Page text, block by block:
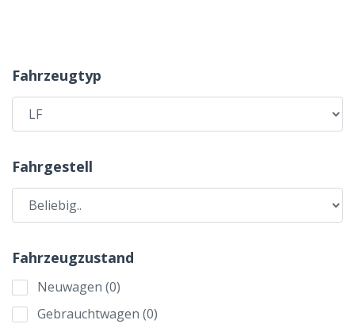
Fahrzeugtyp
Fahrgestell
Fahrzeugzustand
Neuwagen (0)
Gebrauchtwagen (0)